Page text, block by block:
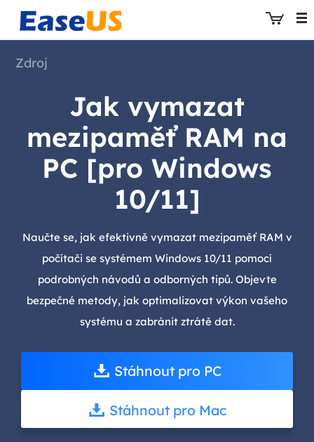
Zdroj
Jak vymazat
mezipaměť RAM na
PC [pro Windows
10/11]
Naučte se, jak efektivně vymazat mezipaměť RAM v
počítači se systémem Windows 10/11 pomocí
podrobných návodů a odborných tipů. Objevte
bezpečné metody, jak optimalizovat výkon vašeho
systému a zabránit ztrátě dat.
Stáhnout pro PC
Stáhnout pro Mac